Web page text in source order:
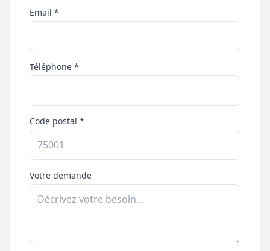
Email *
Téléphone *
Code postal *
Votre demande